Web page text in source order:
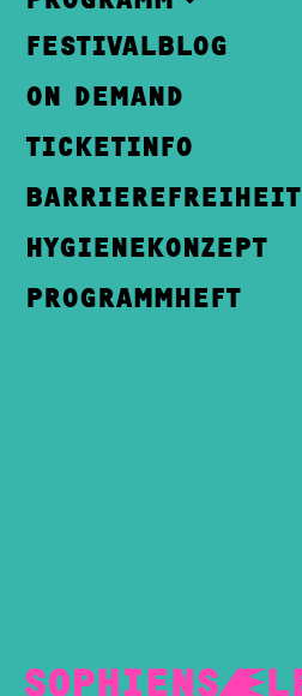
FESTIVALBLOG
ON DEMAND
TICKETINFO
BARRIEREFREIHEIT
HYGIENEKONZEPT
PROGRAMMHEFT